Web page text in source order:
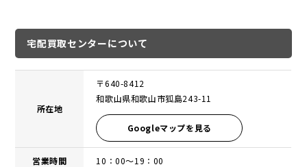
宅配買取センターについて
所在地
〒640-8412
和歌山県和歌山市狐島243-11
Googleマップを見る
営業時間 10：00〜19：00